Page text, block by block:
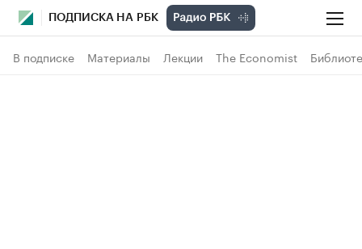
ПОДПИСКА НА РБК
В подписке Материалы Лекции The Economist